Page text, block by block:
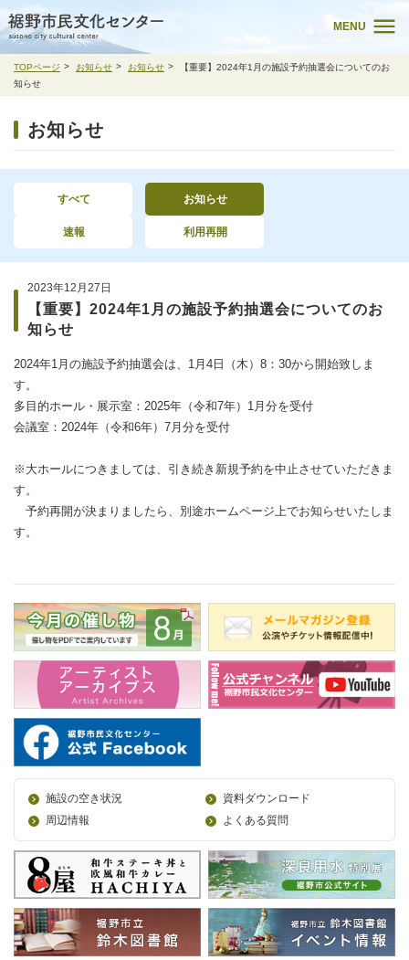
MENU
TOPページ お知らせ お知らせ
【重要】2024年1月の施設予約抽選会についてのお
知らせ
お知らせ
すべて お知らせ
速報 利用再開
2023年12月27日
【重要】2024年1月の施設予約抽選会についてのお
知らせ
2024年1月の施設予約抽選会は、1月4日（木）8：30から開始致しま
す。
多目的ホール・展示室：2025年（令和7年）1月分を受付
会議室：2024年（令和6年）7月分を受付
※大ホールにつきましては、引き続き新規予約を中止させていただきま
す。
予約再開が決まりましたら、別途ホームページ上でお知らせいたしま
す。
施設の空き状況
資料ダウンロード
周辺情報
よくある質問